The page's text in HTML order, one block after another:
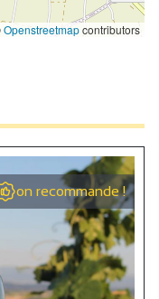
Openstreetmapcontributors
on recommande !